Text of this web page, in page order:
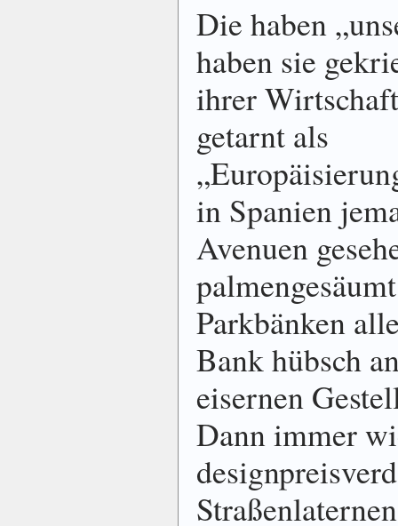
Die haben
haben sie
ihrer
getarnt als
in Spanien
Avenuen
Parkbänken
Bank hübsch
eisernen
Dann immer